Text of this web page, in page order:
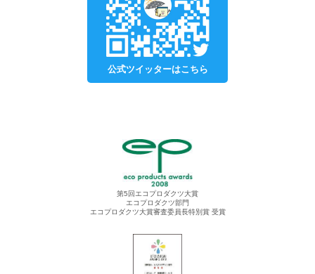
公式ツイッターはこちら
第5回エコプロダクツ大賞
エコプロダクツ部門
エコプロダクツ大賞審査委員長特別賞 受賞